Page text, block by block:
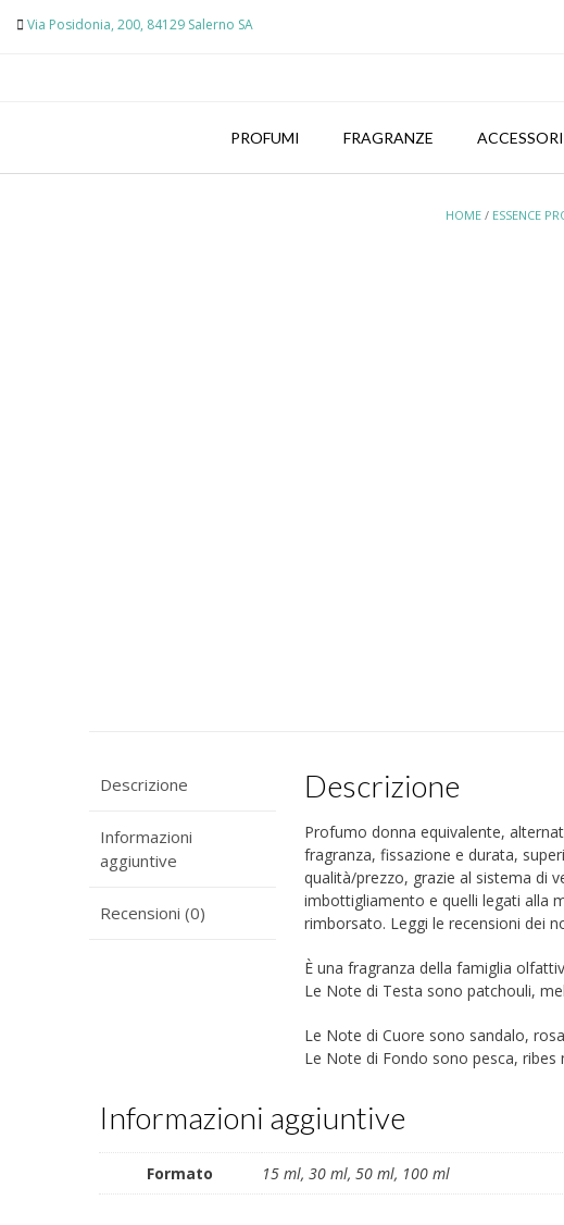
Via Posidonia, 200, 84129 Salerno SA
PROFUMI FRAGRANZE
HOME / ESSENCE
Descrizione
Informazioni
aggiuntive
Recensioni (0)
Descrizione
Profumo donna equivalente,
fragranza, fissazione e durata,
qualità/prezzo, grazie al sistema di
imbottigliamento e quelli legati alla
rimborsato. Leggi le recensioni dei
È una fragranza della famiglia
Le Note di Testa sono patchouli,
Le Note di Cuore sono sandalo,
Le Note di Fondo sono pesca, ribes
Informazioni aggiuntive
Formato 15 ml, 30 ml, 50 ml, 100 ml